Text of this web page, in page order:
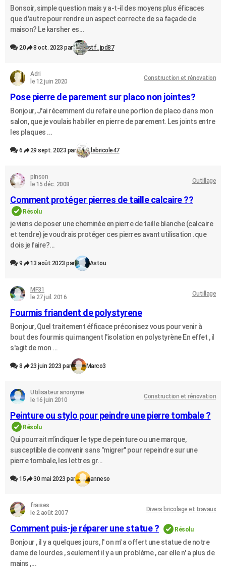
Bonsoir, simple question mais y a-t-il des moyens plus éficaces
que d'autre pour rendre un aspect correcte de sa façade de
maison? Le karsher es...
20 8 oct. 2023 par stf_jpd87
Adri
le 12 juin 2020
Construction et rénovation
Pose pierre de parement sur placo non jointes?
Bonjour, J'ai récemment du refaire une portion de placo dans mon
salon, que je voulais habiller en pierre de parement. Les joints entre
les plaques ...
6 29 sept. 2023 par labricole47
pinson
le 15 déc. 2008
Outillage
Comment protéger pierres de taille calcaire ??
Résolu
je viens de poser une cheminée en pierre de taille blanche (calcaire
et tendre) je voudrais protéger ces pierres avant utilisation .que
dois je faire?...
9 13 août 2023 par Astou
MF31
le 27 juil. 2016
Outillage
Fourmis friandent de polystyrene
Bonjour, Quel traitement éfficace préconisez vous pour venir à
bout des fourmis qui mangent l'isolation en polystyrène En effet , il
s'agit de mon ...
8 23 juin 2023 par Marco3
Utilisateur anonyme
le 16 juin 2010
Construction et rénovation
Peinture ou stylo pour peindre une pierre tombale ?
Résolu
Qui pourrait m'indiquer le type de peinture ou une marque,
susceptible de convenir sans "migrer" pour repeindre sur une
pierre tombale, les lettres gr...
15 30 mai 2023 par anneso
fraises
le 2 août 2007
Divers bricolage et travaux
Comment puis-je réparer une statue ? Résolu
Bonjour , il y a quelques jours, l' on m' a offert une statue de notre
dame de lourdes , seulement il y a un problème , car elle n' a plus de
mains ,...